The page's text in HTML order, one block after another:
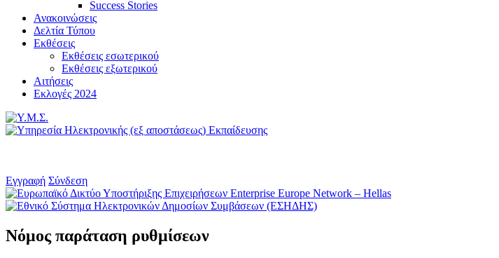
Success Stories
Ανακοινώσεις
Δελτία Τύπου
Εκθέσεις
Εκθέσεις εσωτερικού
Εκθέσεις εξωτερικού
Αιτήσεις
Εκλογές 2024
Εγγραφή Σύνδεση
Νόμος παράταση ρυθμίσεων